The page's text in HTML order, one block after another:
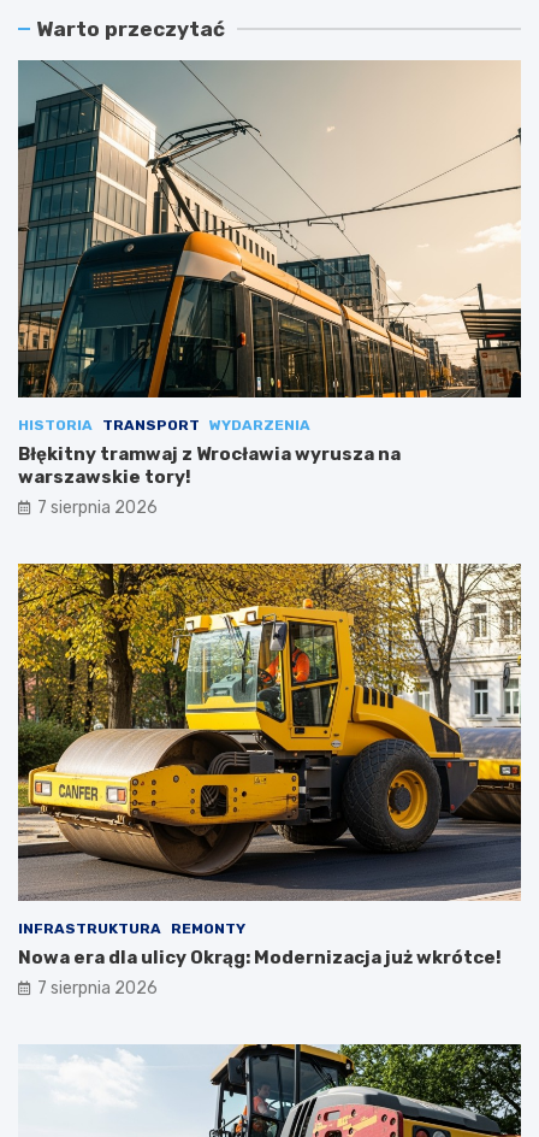
Warto przeczytać
HISTORIA TRANSPORT WYDARZENIA
Błękitny tramwaj z Wrocławia wyrusza na
warszawskie tory!
7 sierpnia 2026
INFRASTRUKTURA REMONTY
Nowa era dla ulicy Okrąg: Modernizacja już wkrótce!
7 sierpnia 2026